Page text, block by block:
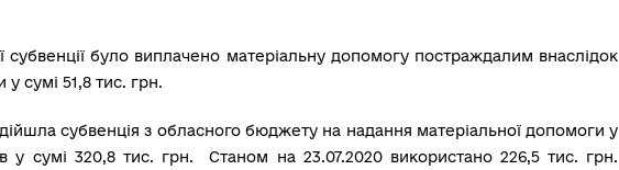
субвенції було виплачено матеріальну допомогу постраждалим внаслідок
сумі 51,8 тис. грн.
субвенція з обласного бюджету на надання матеріальної допомоги у
у сумі 320,8 тис. грн. Станом на 23.07.2020 використано 226,5 тис. грн.